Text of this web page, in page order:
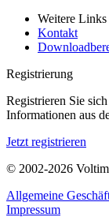
Weitere Links
Kontakt
Registrierung
Registrieren Sie
Informationen aus
Jetzt registrieren
© 2002-2026
Allgemeine
Impressum